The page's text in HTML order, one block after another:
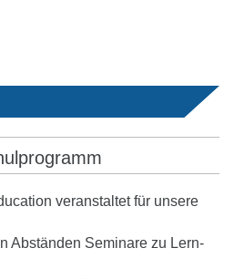
veranstaltet für unsere
Abständen Seminare zu Lern-